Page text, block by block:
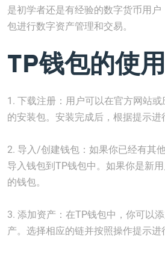
是初学者还是有经验的数字货币用
包进行数字资产管理和交易。
TP钱包的使
1. 下载注册：用户可以在官方网站
的安装包。安装完成后，根据提示进
2. 导入/创建钱包：如果你已经有其
导入钱包到TP钱包中。如果你是新
的钱包。
3. 添加资产：在TP钱包中，你可以
产。选择相应的链并按照操作提示进